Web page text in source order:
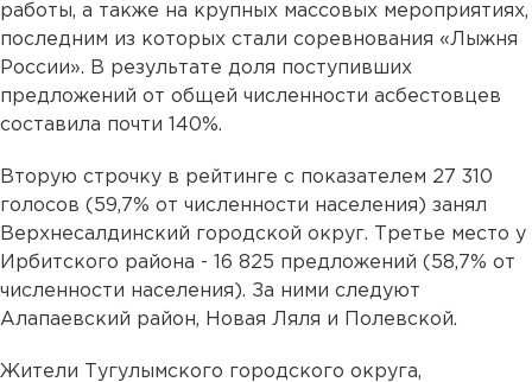
работы, а также на крупных массовых мероприятиях,
последним из которых стали соревнования «Лыжня
России». В результате доля поступивших
предложений от общей численности асбестовцев
составила почти 140%.
Вторую строчку в рейтинге с показателем 27 310
голосов (59,7% от численности населения) занял
Верхнесалдинский городской округ. Третье место у
Ирбитского района - 16 825 предложений (58,7% от
численности населения). За ними следуют
Алапаевский район, Новая Ляля и Полевской.
Жители Тугулымского городского округа,